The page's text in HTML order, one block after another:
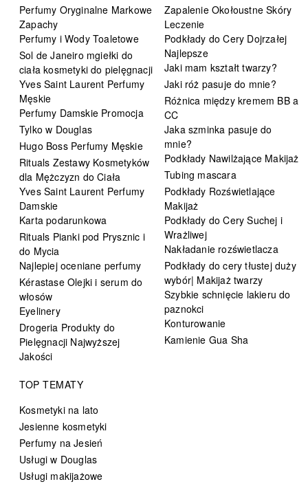
Perfumy Oryginalne Markowe
Zapachy
Perfumy i Wody Toaletowe
Sol de Janeiro mgiełki do
ciała kosmetyki do pielęgnacji
Yves Saint Laurent Perfumy
Męskie
Perfumy Damskie Promocja
Tylko w Douglas
Hugo Boss Perfumy Męskie
Rituals Zestawy Kosmetyków
dla Mężczyzn do Ciała
Yves Saint Laurent Perfumy
Damskie
Karta podarunkowa
Rituals Pianki pod Prysznic i
do Mycia
Najlepiej oceniane perfumy
Kérastase Olejki i serum do
włosów
Eyelinery
Drogeria Produkty do
Pielęgnacji Najwyższej
Jakości
Zapalenie Okołoustne Skóry
Leczenie
Podkłady do Cery Dojrzałej
Najlepsze
Jaki mam kształt twarzy?
Jaki róż pasuje do mnie?
Różnica między kremem BB a
CC
Jaka szminka pasuje do
mnie?
Podkłady Nawilżające Makijaż
Tubing mascara
Podkłady Rozświetlające
Makijaż
Podkłady do Cery Suchej i
Wrażliwej
Nakładanie rozświetlacza
Podkłady do cery tłustej duży
wybór| Makijaż twarzy
Szybkie schnięcie lakieru do
paznokci
Konturowanie
Kamienie Gua Sha
TOP TEMATY
Kosmetyki na lato
Jesienne kosmetyki
Perfumy na Jesień
Usługi w Douglas
Usługi makijażowe